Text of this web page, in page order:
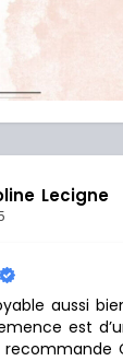
que
sans
et son